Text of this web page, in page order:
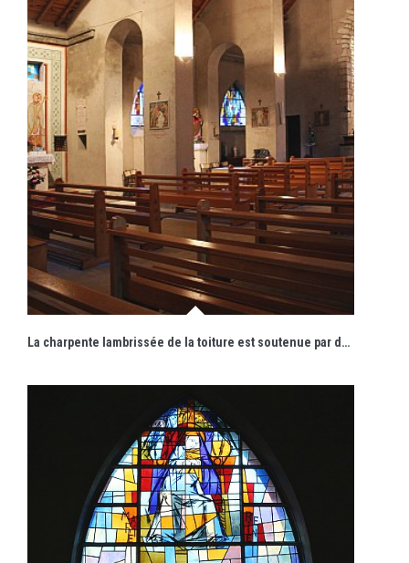
La charpente lambrissée de la toiture est soutenue par des murs en béton percés d'ouvertures en plein cintre.